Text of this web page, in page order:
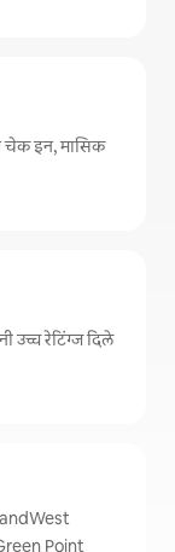
चेक इन, मासिक
उच्च रेटिंग्ज दिले
Point